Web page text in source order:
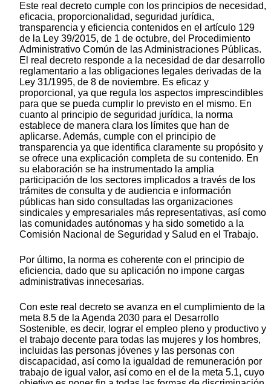
Este real decreto cumple con los principios de necesidad,
eficacia, proporcionalidad, seguridad jurídica,
transparencia y eficiencia contenidos en el artículo 129
de la Ley 39/2015, de 1 de octubre, del Procedimiento
Administrativo Común de las Administraciones Públicas.
El real decreto responde a la necesidad de dar desarrollo
reglamentario a las obligaciones legales derivadas de la
Ley 31/1995, de 8 de noviembre. Es eficaz y
proporcional, ya que regula los aspectos imprescindibles
para que se pueda cumplir lo previsto en el mismo. En
cuanto al principio de seguridad jurídica, la norma
establece de manera clara los límites que han de
aplicarse. Además, cumple con el principio de
transparencia ya que identifica claramente su propósito y
se ofrece una explicación completa de su contenido. En
su elaboración se ha instrumentado la amplia
participación de los sectores implicados a través de los
trámites de consulta y de audiencia e información
públicas han sido consultadas las organizaciones
sindicales y empresariales más representativas, así como
las comunidades autónomas y ha sido sometido a la
Comisión Nacional de Seguridad y Salud en el Trabajo.
Por último, la norma es coherente con el principio de
eficiencia, dado que su aplicación no impone cargas
administrativas innecesarias.
Con este real decreto se avanza en el cumplimiento de la
meta 8.5 de la Agenda 2030 para el Desarrollo
Sostenible, es decir, lograr el empleo pleno y productivo y
el trabajo decente para todas las mujeres y los hombres,
incluidas las personas jóvenes y las personas con
discapacidad, así como la igualdad de remuneración por
trabajo de igual valor, así como en el de la meta 5.1, cuyo